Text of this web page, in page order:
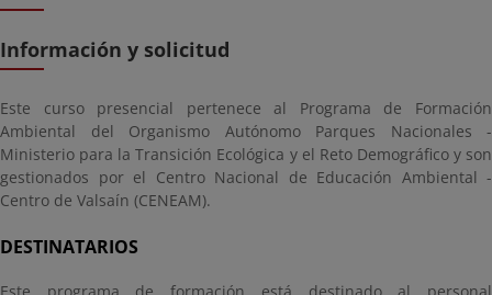
Información y solicitud
Este curso presencial pertenece al Programa de Formación
Ambiental del Organismo Autónomo Parques Nacionales -
Ministerio para la Transición Ecológica y el Reto Demográfico y son
gestionados por el Centro Nacional de Educación Ambiental -
Centro de Valsaín (CENEAM).
DESTINATARIOS